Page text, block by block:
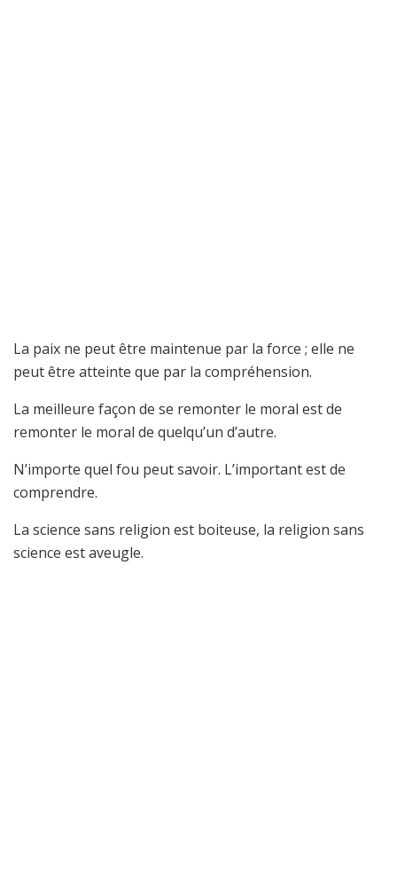
La paix ne peut être maintenue par la force ; elle ne
peut être atteinte que par la compréhension.
La meilleure façon de se remonter le moral est de
remonter le moral de quelqu’un d’autre.
N’importe quel fou peut savoir. L’important est de
comprendre.
La science sans religion est boiteuse, la religion sans
science est aveugle.